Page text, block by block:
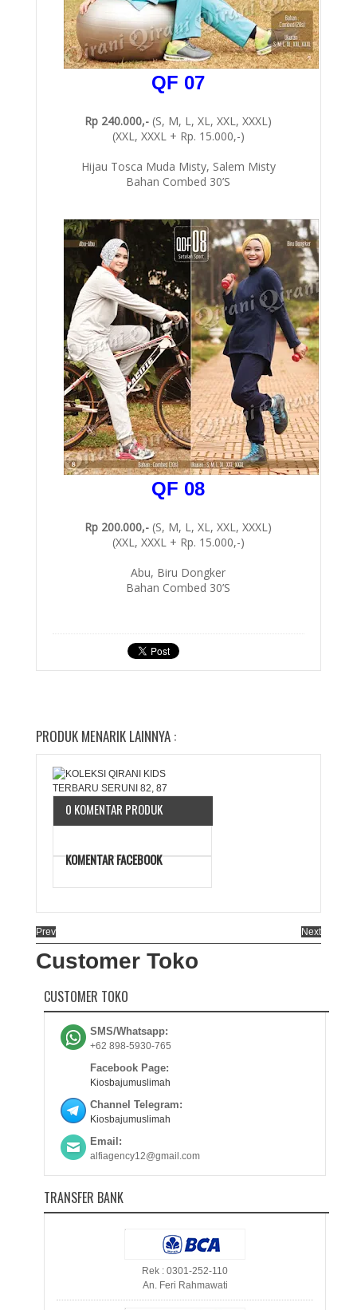
QF 07
Rp 240.000,- (S, M, L, XL, XXL, XXXL)
(XXL, XXXL + Rp. 15.000,-)
Hijau Tosca Muda Misty, Salem Misty
Bahan Combed 30’S
QF 08
Rp 200.000,- (S, M, L, XL, XXL, XXXL)
(XXL, XXXL + Rp. 15.000,-)
Abu, Biru Dongker
Bahan Combed 30’S
PRODUK MENARIK LAINNYA :
0 KOMENTAR PRODUK
KOMENTAR FACEBOOK
Prev Next
Customer Toko
CUSTOMER TOKO
SMS/Whatsapp:
+62 898-5930-765
Facebook Page:
Kiosbajumuslimah
Channel Telegram:
Kiosbajumuslimah
Email:
alfiagency12@gmail.com
TRANSFER BANK
Rek : 0301-252-110
An. Feri Rahmawati